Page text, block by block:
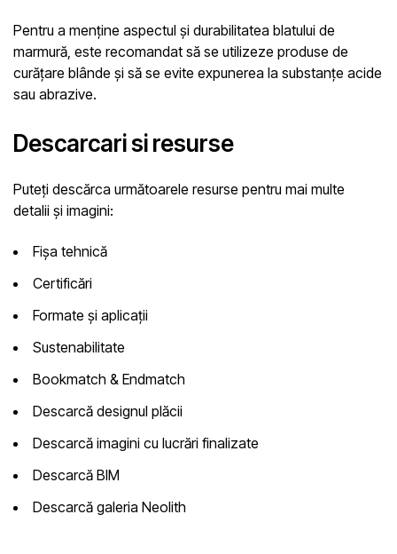
Pentru a menține aspectul și durabilitatea blatului de
marmură, este recomandat să se utilizeze produse de
curățare blânde și să se evite expunerea la substanțe acide
sau abrazive.
Descarcari si resurse
Puteți descărca următoarele resurse pentru mai multe
detalii și imagini:
Fișa tehnică
Certificări
Formate și aplicații
Sustenabilitate
Bookmatch & Endmatch
Descarcă designul plăcii
Descarcă imagini cu lucrări finalizate
Descarcă BIM
Descarcă galeria Neolith